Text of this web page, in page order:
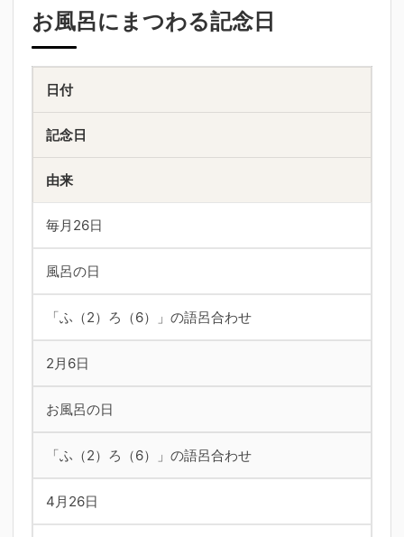
お風呂にまつわる記念日
日付
記念日
由来
毎月26日
風呂の日
「ふ（2）ろ（6）」の語呂合わせ
2月6日
お風呂の日
「ふ（2）ろ（6）」の語呂合わせ
4月26日